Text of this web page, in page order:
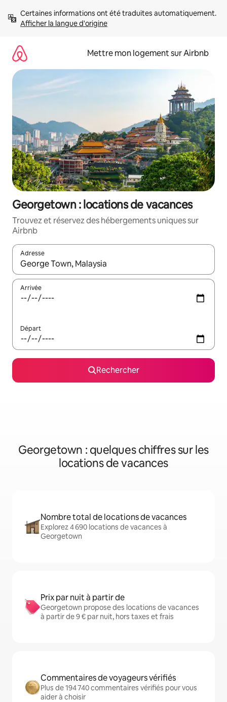
directement
Afficher la langue d'origine
Mettre mon logement sur Airbnb
Georgetown : locations de vacances
Trouvez et réservez des hébergements uniques sur
Airbnb
Adresse
Lorsque les résultats s'affichent, utilisez les flèches vers le
Arrivée
Départ
Rechercher
Georgetown : quelques chiffres sur les
locations de vacances
Nombre total de locations de vacances
Explorez 4 690 locations de vacances à
Georgetown
Prix par nuit à partir de
Georgetown propose des locations de vacances
à partir de 9 € par nuit, hors taxes et frais
Commentaires de voyageurs vérifiés
Plus de 194 740 commentaires vérifiés pour vous
aider à choisir